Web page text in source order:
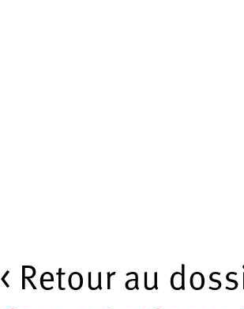
< Retour au